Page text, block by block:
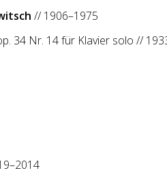
// 1906–1975
34 Nr. 14 für Klavier solo //